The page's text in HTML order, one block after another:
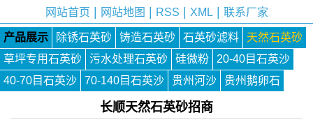
网站首页 网站地图 RSS XML| 联系厂家
产品展示 除锈石英砂 铸造石英砂 石英砂滤料
天然石英砂
草坪专用石英砂
污水处理石英砂 硅微粉
20-40目石英沙
40-70目石英沙
70-140目石英沙 贵州河沙 贵州鹅卵石
长顺天然石英砂招商